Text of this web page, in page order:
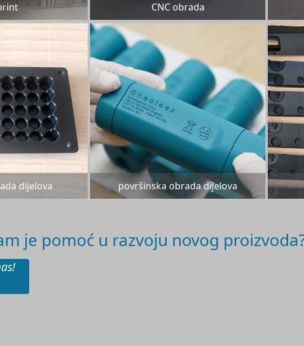
CNC obrada
dijelova površinska obrada dijelova
je pomoć u razvoju novog